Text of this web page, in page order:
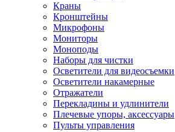
Краны
Кронштейны
Микрофоны
Мониторы
Моноподы
Наборы для чистки
Осветители для видеосъемки
Осветители накамерные
Отражатели
Перекладины и удлинители
Плечевые упоры, аксессуары
Пульты управления